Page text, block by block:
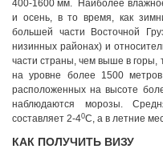
400-1600 мм. Наиболее
и осень, в то время, как
большей части Восточной
низинных районах) и
части страны, чем выше в горы,
на уровне более 1500
расположенных на высоте
наблюдаются морозы.
составляет 2-40С, а в летние
КАК ПОЛУЧИТЬ ВИЗУ